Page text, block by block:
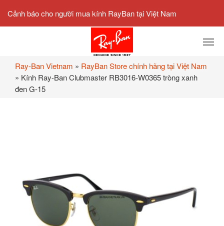
Cảnh báo cho người mua kính RayBan tại Việt Nam
Ray-Ban Vietnam » RayBan Store chính hãng tại Việt Nam
» Kính Ray-Ban Clubmaster RB3016-W0365 tròng xanh
đen G-15